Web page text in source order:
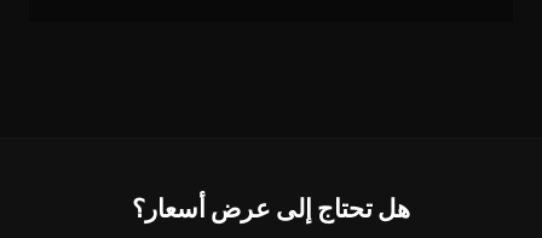
هل تحتاج إلى عرض أسعار؟